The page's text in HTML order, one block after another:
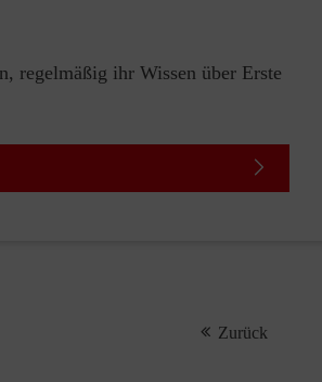
regelmäßig ihr Wissen über Erste
Zurück